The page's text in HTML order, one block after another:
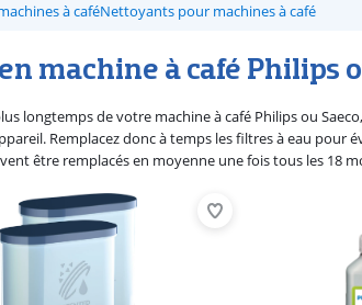
à caféNettoyants pour machines à café
machine à café Philips
longtemps de votre machine à café Philips ou
Remplacez donc à temps les filtres à eau pour
être remplacés en moyenne une fois tous les 18